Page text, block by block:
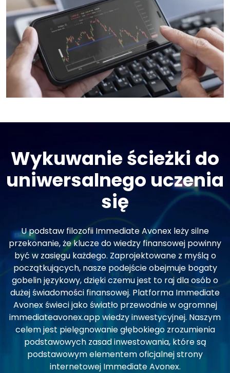
Wykuwanie ścieżki do
uniwersalnego uczenia
się
U podstaw filozofii Immediate Avonex leży silne
przekonanie, że klucze do wiedzy finansowej powinny
być w zasięgu każdego. Zaprojektowane z myślą o
początkujących, nasze podejście obejmuje bogaty
gobelin językowy, dzięki czemu jest to raj dla osób o
dużej świadomości finansowej. Platforma Immediate
Avonex świeci jako światło przewodnie w ogromnej
immediateavonex.app wiedzy inwestycyjnej. Naszym
celem jest pielęgnowanie głębokiego zrozumienia
podstawowych zasad inwestowania, które są
podstawowym elementem oficjalnej strony
internetowej Immediate Avonex.